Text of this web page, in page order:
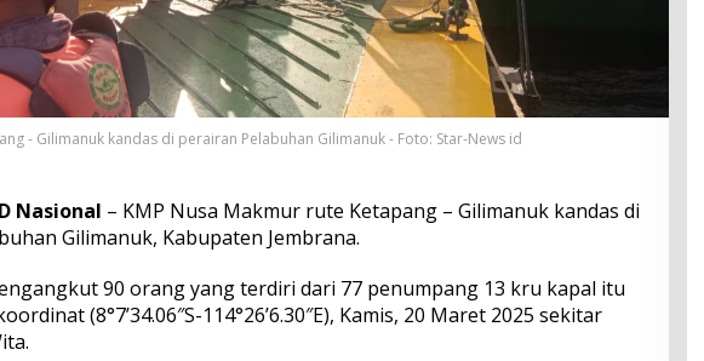
- Gilimanuk kandas di perairan Pelabuhan Gilimanuk - Foto: Star-News id
Nasional – KMP Nusa Makmur rute Ketapang – Gilimanuk kandas di
Gilimanuk, Kabupaten Jembrana.
90 orang yang terdiri dari 77 penumpang 13 kru kapal itu
(8°7’34.06″S-114°26’6.30″E), Kamis, 20 Maret 2025 sekitar